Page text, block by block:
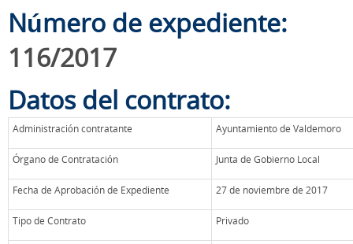
Número de expediente:
116/2017
Datos del contrato:
Administración contratante Ayuntamiento de Valdemoro
Órgano de Contratación Junta de Gobierno Local
Fecha de Aprobación de Expediente 27 de noviembre de 2017
Tipo de Contrato Privado